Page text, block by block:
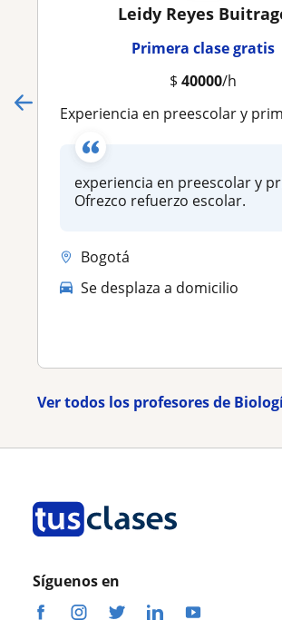
Leidy Reyes
Primera clase gratis
$ 40000/h
experiencia en preescolar y primaria. Ofrezco
experiencia en preescolar y
Ofrezco refuerzo escolar.
Bogotá
Se desplaza a domicilio
Ver todos los profesores de
Síguenos en